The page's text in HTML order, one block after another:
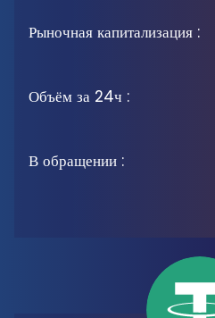
Рыночная капитализация :
Объём за 24ч :
В обращении :